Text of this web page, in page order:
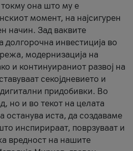
она што му е
момент, на најсигурен
начин. Зад ваквите
долгорочна инвестиција во
модернизација на
и континуираниот развој на
секојдневието и
придобивки. Во
но и во текот на целата
останува иста, да создаваме
инспирираат, поврзуваат и
вредност на нашите